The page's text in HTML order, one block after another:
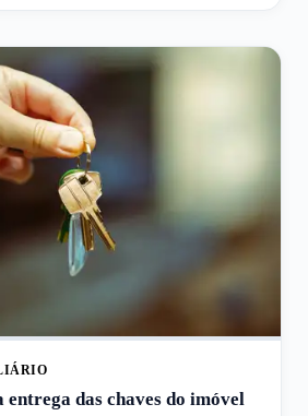
entrega das chaves do imóvel